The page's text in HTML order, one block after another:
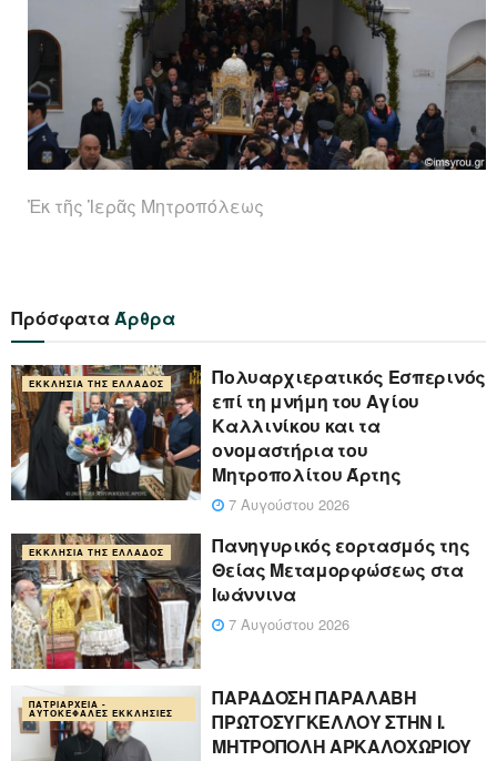
Ἐκ τῆς Ἱερᾶς Μητροπόλεως
ΠρόσφαταΆρθρα
ΕΚΚΛΗΣΊΑ ΤΗΣ ΕΛΛΆΔΟΣ
Πολυαρχιερατικός Εσπερινός
επί τη μνήμη του Αγίου
Καλλινίκου και τα
ονομαστήρια του
Μητροπολίτου Άρτης
7 Αυγούστου 2026
ΕΚΚΛΗΣΊΑ ΤΗΣ ΕΛΛΆΔΟΣ
Πανηγυρικός εορτασμός της
Θείας Μεταμορφώσεως στα
Ιωάννινα
7 Αυγούστου 2026
ΠΑΤΡΙΑΡΧΕΊΑ -
ΑΥΤΟΚΈΦΑΛΕΣ ΕΚΚΛΗΣΊΕΣ
ΠΑΡΑΔΟΣΗ ΠΑΡΑΛΑΒΗ
ΠΡΩΤΟΣΥΓΚΕΛΛΟΥ ΣΤΗΝ Ι.
ΜΗΤΡΟΠΟΛΗ ΑΡΚΑΛΟΧΩΡΙΟΥ